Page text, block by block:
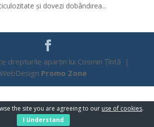
și dovezi dobândirea...
drepturile aparțin lui Cosmin Țîntă |
WebDesign Promo Zone
the site you are agreeing to our use of cookies.
I Understand